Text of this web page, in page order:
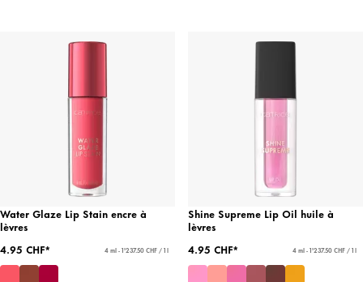
Water Glaze Lip Stain encre à
lèvres
4.95 CHF*
4 ml - 1'237.50 CHF / 1 l
Shine Supreme Lip Oil huile à
lèvres
4.95 CHF*
4 ml - 1'237.50 CHF / 1 l